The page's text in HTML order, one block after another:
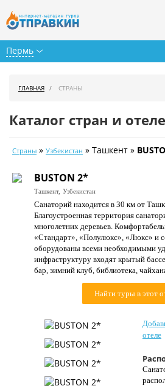
Пермь
Календарь туров
Цены дня
Страны
Как купить
О нас
ГЛАВНАЯ СТРАНЫ
Каталог стран и
Страны » Узбекистан » Ташкент »
BUSTON 2*
Ташкент, Узбекистан
Санаторий находится в 30 км от
Благоустроенная территория
многолетних деревьев.
«Стандарт», «Полулюкс», «Люкс» и
оборудованы всеми необходимыми
инфраструктуру входят крытый
бар, зимний клуб, библиотека,
Найти туры в этот
отеле